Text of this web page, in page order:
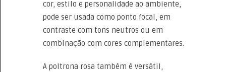
cor, estilo e personalidade ao ambiente,
pode ser usada como ponto focal, em
contraste com tons neutros ou em
combinação com cores complementares.
A poltrona rosa também é versátil,